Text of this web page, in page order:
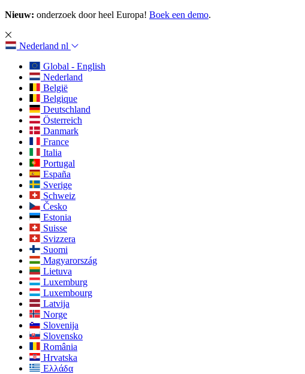
Nieuw: onderzoek door heel Europa! Boek een demo.
Nederland nl
Global - English
Nederland
België
Belgique
Deutschland
Österreich
Danmark
France
Italia
Portugal
España
Sverige
Schweiz
Česko
Estonia
Suisse
Svizzera
Suomi
Magyarország
Lietuva
Luxemburg
Luxembourg
Latvija
Norge
Slovenija
Slovensko
România
Hrvatska
Ελλάδα